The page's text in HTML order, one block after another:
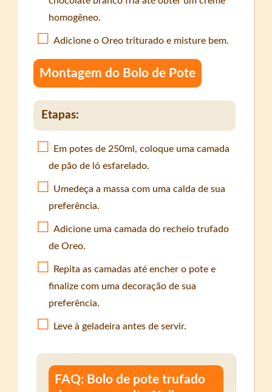
homogêneo.
Adicione o Oreo triturado e misture bem.
Montagem do Bolo de Pote
Etapas:
Em potes de 250ml, coloque uma camada
de pão de ló esfarelado.
Umedeça a massa com uma calda de sua
preferência.
Adicione uma camada do recheio trufado
de Oreo.
Repita as camadas até encher o pote e
finalize com uma decoração de sua
preferência.
Leve à geladeira antes de servir.
FAQ: Bolo de pote trufado